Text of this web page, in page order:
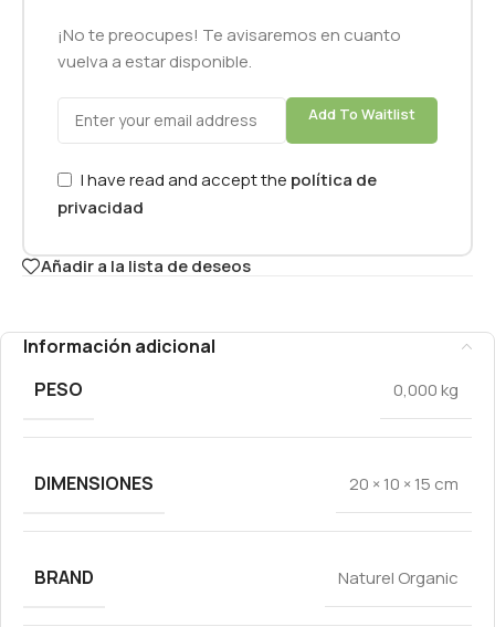
¡No te preocupes! Te avisaremos en cuanto
vuelva a estar disponible.
Add To Waitlist
I have read and accept the política de
privacidad
Añadir a la lista de deseos
Información adicional
PESO
0,000 kg
DIMENSIONES 20 × 10 × 15 cm
BRAND Naturel Organic